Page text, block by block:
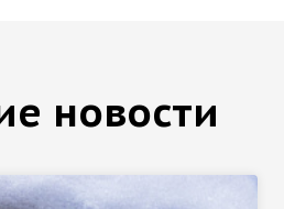
новости